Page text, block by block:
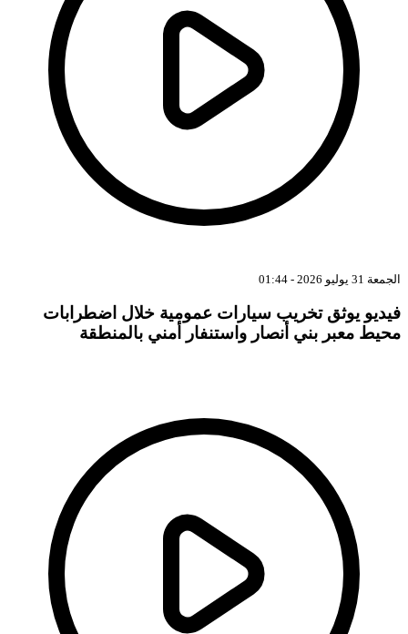
الجمعة 31 يوليو 2026 - 01:44
فيديو يوثق تخريب سيارات عمومية خلال اضطرابات
محيط معبر بني أنصار واستنفار أمني بالمنطقة